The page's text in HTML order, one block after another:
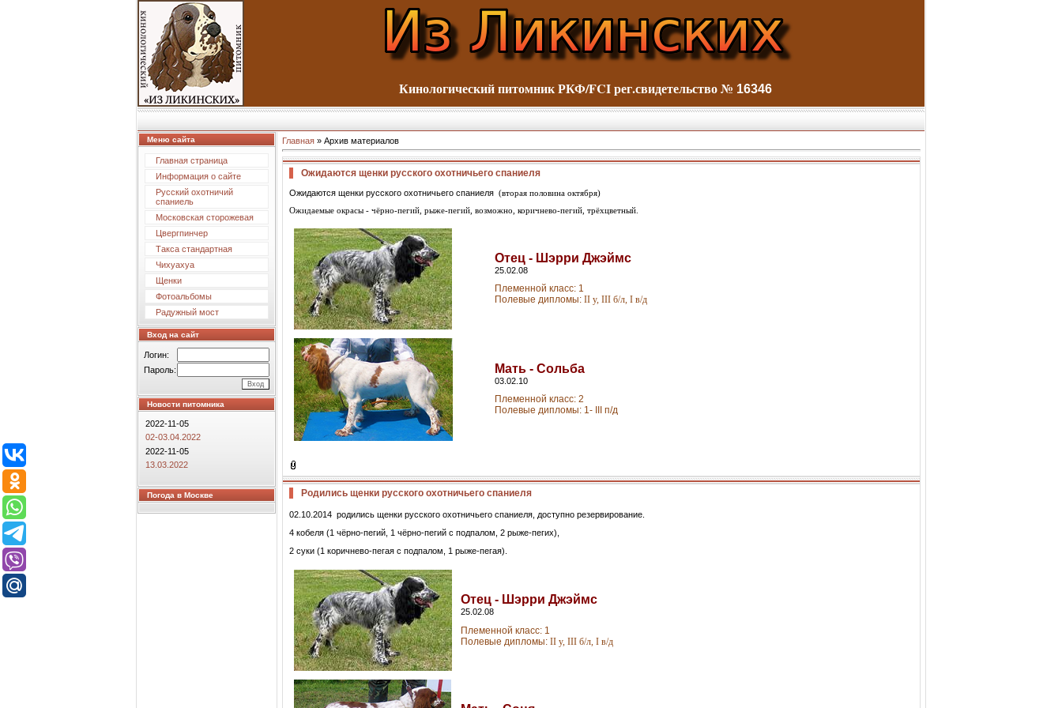
Кинологический питомникРКФ/FCI рег.свидетельство № 16346
Меню сайта
Главная страница
Информация о сайте
Русский охотничий
спаниель
Московская сторожевая
Цвергпинчер
Такса стандартная
Чихуахуа
Щенки
Фотоальбомы
Радужный мост
Вход на сайт
Логин:
Пароль:
Новости питомника
2022-11-05
02-03.04.2022
2022-11-05
13.03.2022
Погода в Москве
Главная » Архив материалов
Ожидаются щенки русского охотничьего спаниеля
Ожидаются щенки русского охотничьего спаниеля (вторая половина октября)
Ожидаемые окрасы - чёрно-пегий, рыже-пегий, возможно, коричнево-пегий, трёхцветный.
Отец - Шэрри Джэймс
25.02.08
Племенной класс: 1
Полевые дипломы: II у, III б/л, I в/д
Мать - Сольба
03.02.10
Племенной класс: 2
Полевые дипломы: 1- III п/д
Родились щенки русского охотничьего спаниеля
02.10.2014 родились щенки русского охотничьего спаниеля, доступно резервирование.
4 кобеля (1 чёрно-пегий, 1 чёрно-пегий с подпалом, 2 рыже-пегих),
2 суки (1 коричнево-пегая с подпалом, 1 рыже-пегая).
Отец - Шэрри Джэймс
25.02.08
Племенной класс: 1
Полевые дипломы: II у, III б/л, I в/д